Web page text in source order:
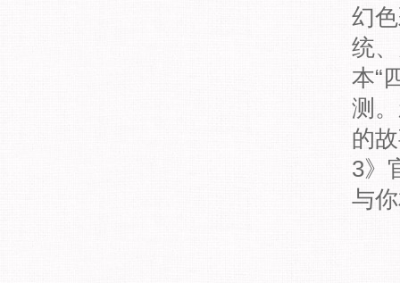
幻
统
本“
测
的
3》
与